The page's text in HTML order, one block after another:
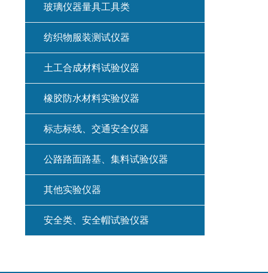
玻璃仪器量具工具类
纺织物服装测试仪器
土工合成材料试验仪器
橡胶防水材料实验仪器
标志标线、交通安全仪器
公路路面路基、集料试验仪器
其他实验仪器
安全类、安全帽试验仪器